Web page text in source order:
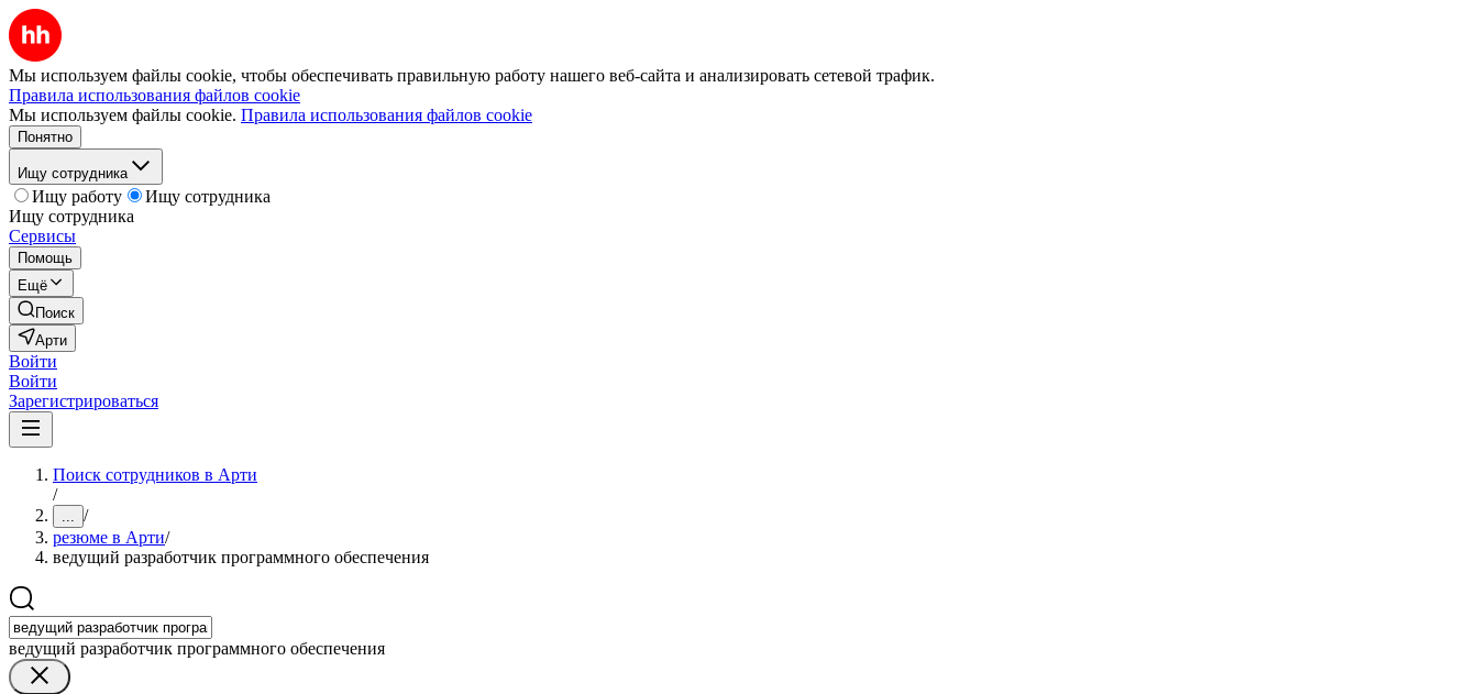
Мы используем файлы cookie, чтобы обеспечивать правильную работу нашего веб-сайта и анализировать сетевой трафик.
Правила использования файлов cookie
Мы используем файлы cookie. Правила использования файлов cookie
Понятно
Ищу сотрудника
Ищу работу
Ищу сотрудника
Ищу сотрудника
Сервисы
Помощь
Ещё
Поиск
Арти
Войти
Войти
Зарегистрироваться
Поиск сотрудников в Арти
/
... /
резюме в Арти/
ведущий разработчик программного обеспечения
ведущий разработчик программного обеспечения